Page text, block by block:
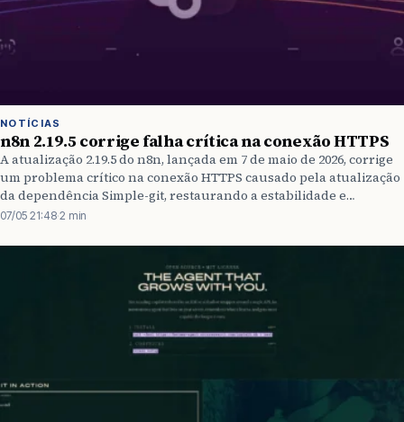
NOTÍCIAS
n8n 2.19.5 corrige falha crítica na conexão HTTPS
A atualização 2.19.5 do n8n, lançada em 7 de maio de 2026, corrige
um problema crítico na conexão HTTPS causado pela atualização
da dependência Simple-git, restaurando a estabilidade e
segurança das integrações.
07/05 21:48·2 min